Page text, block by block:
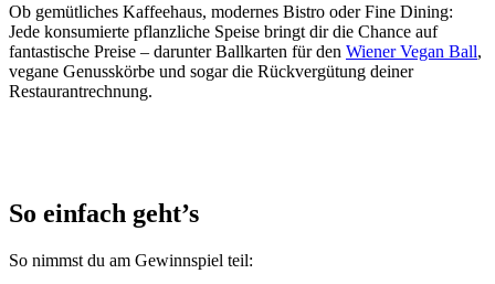
Ob gemütliches Kaffeehaus, modernes Bistro oder Fine Dining:
Jede konsumierte pflanzliche Speise bringt dir die Chance auf
fantastische Preise – darunter Ballkarten für den Wiener Vegan Ball,
vegane Genusskörbe und sogar die Rückvergütung deiner
Restaurantrechnung.
So einfach geht’s
So nimmst du am Gewinnspiel teil: